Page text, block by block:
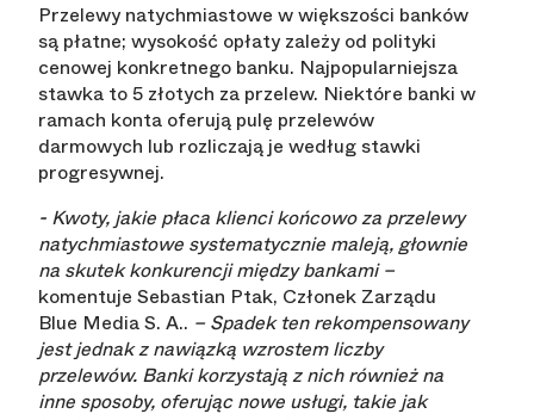
Przelewy natychmiastowe w większości banków
są płatne; wysokość opłaty zależy od polityki
cenowej konkretnego banku. Najpopularniejsza
stawka to 5 złotych za przelew. Niektóre banki w
ramach konta oferują pulę przelewów
darmowych lub rozliczają je według stawki
progresywnej.
- Kwoty, jakie płaca klienci końcowo za przelewy
natychmiastowe systematycznie maleją, głownie
na skutek konkurencji między bankami –
komentuje Sebastian Ptak, Członek Zarządu
Blue Media S. A.. – Spadek ten rekompensowany
jest jednak z nawiązką wzrostem liczby
przelewów. Banki korzystają z nich również na
inne sposoby, oferując nowe usługi, takie jak